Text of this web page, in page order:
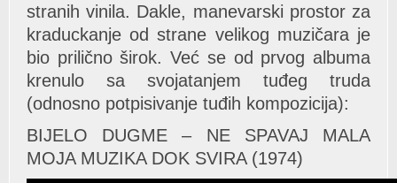
stranih vinila. Dakle, manevarski prostor za
kraduckanje od strane velikog muzičara je
bio prilično širok. Već se od prvog albuma
krenulo sa svojatanjem tuđeg truda
(odnosno potpisivanje tuđih kompozicija):
BIJELO DUGME – NE SPAVAJ MALA
MOJA MUZIKA DOK SVIRA (1974)